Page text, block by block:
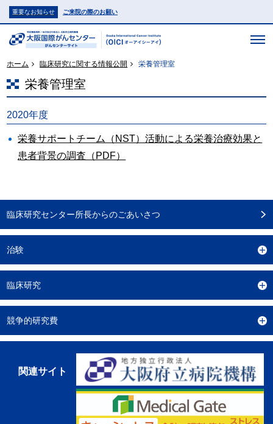
重要なお知らせ ご来院の際のお願い
ホーム 臨床研究に関する情報公開 栄養管理室
栄養管理室
2020年度
栄養サポートチーム（NST）活動による栄養治療効果と
患者背景の調査（PDF）
臨床研究センター所長からのごあいさつ
治験
臨床研究
競争的研究費
関連サイト